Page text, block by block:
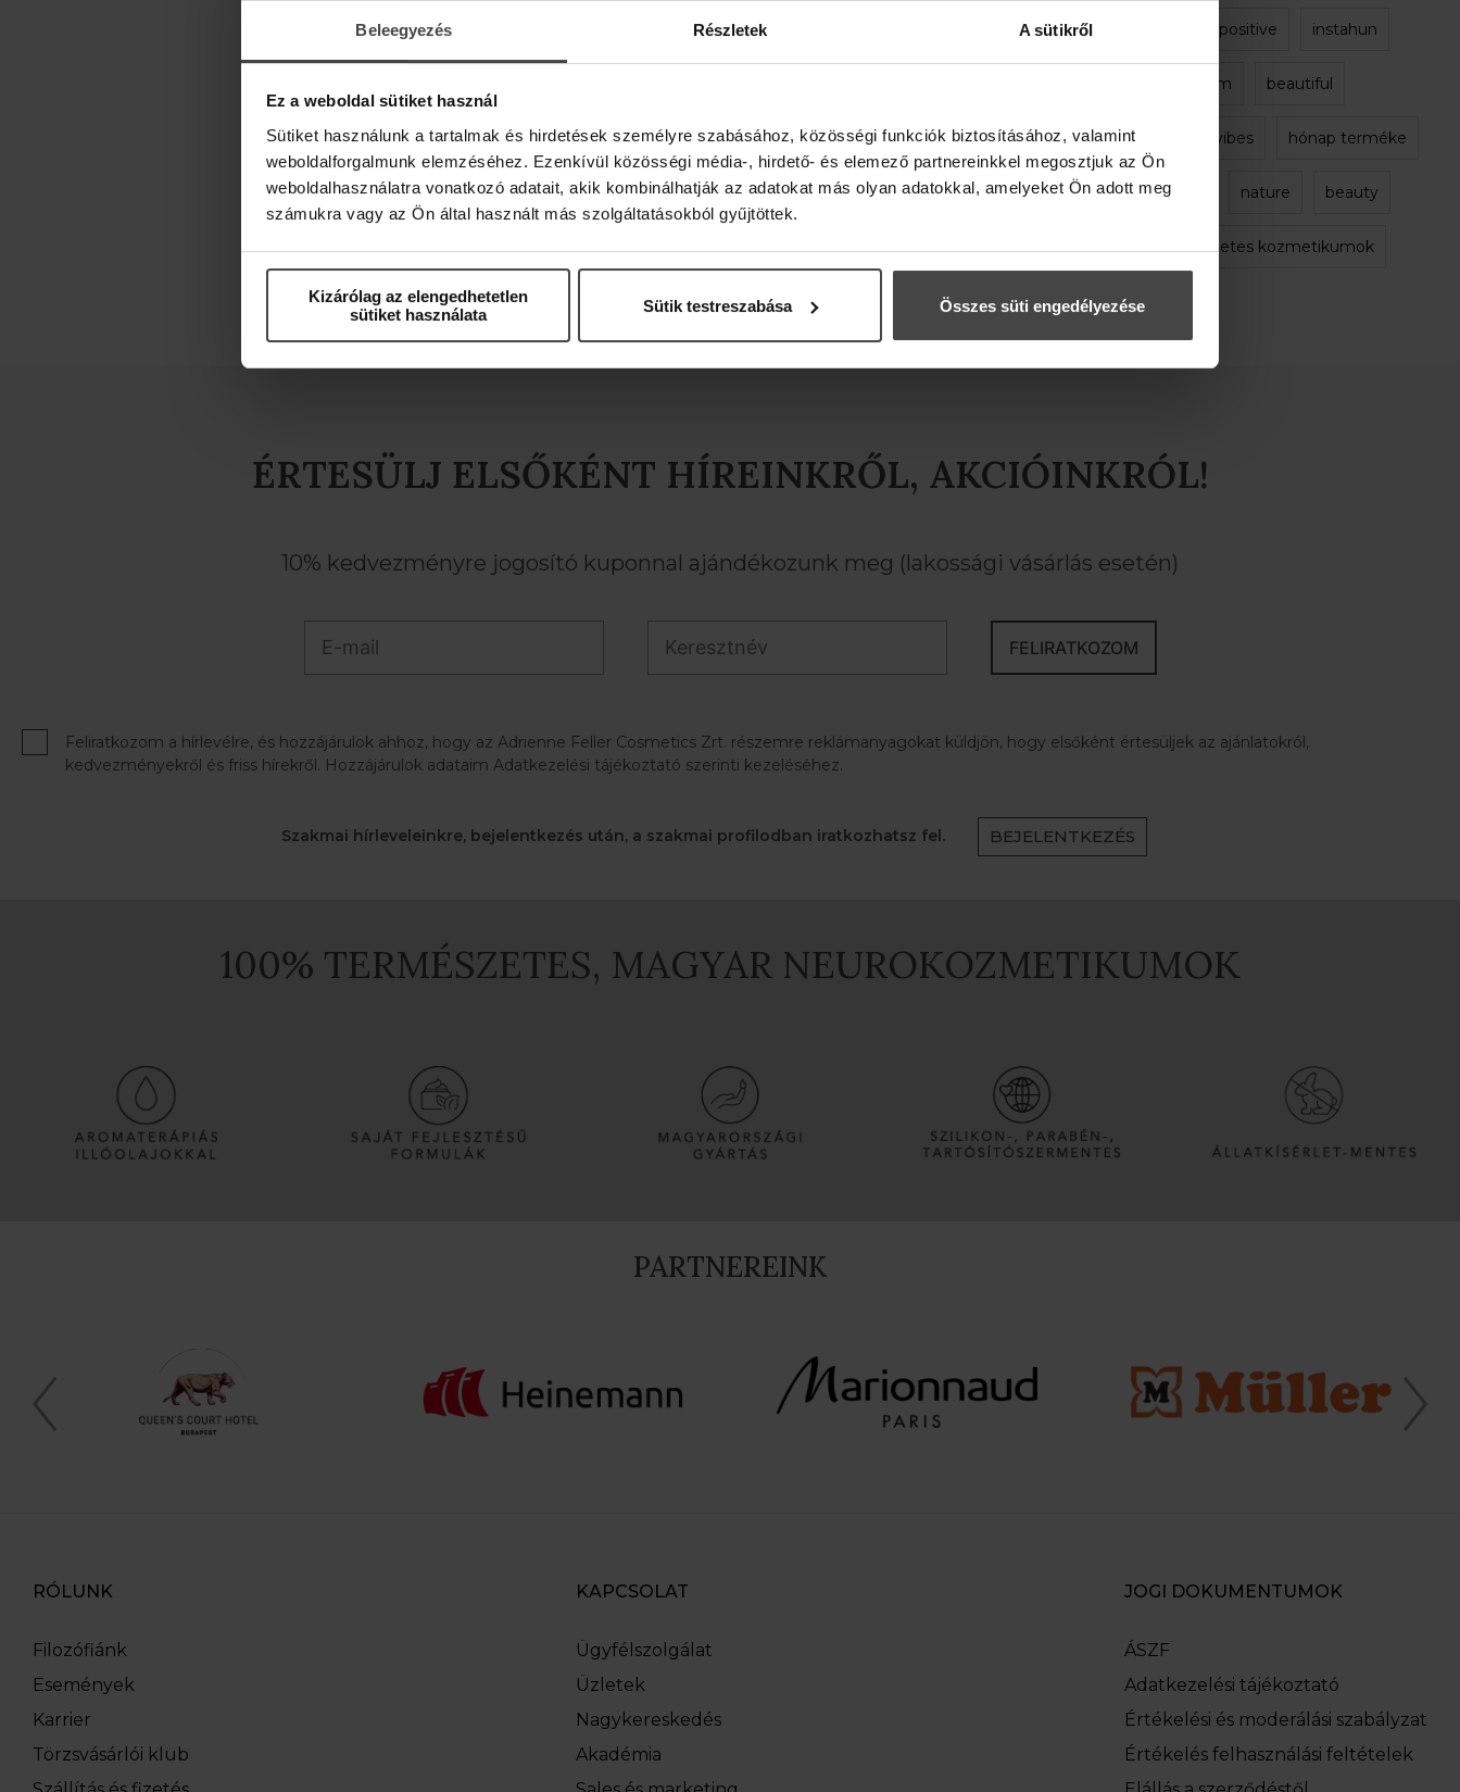
Beleegyezés Részletek A sütikről
Ez a weboldal sütiket használ
Sütiket használunk a tartalmak és hirdetések személyre szabásához, közösségi funkciók biztosításához, valamint
weboldalforgalmunk elemzéséhez. Ezenkívül közösségi média-, hirdető- és elemező partnereinkkel megosztjuk az Ön
weboldalhasználatra vonatkozó adatait, akik kombinálhatják az adatokat más olyan adatokkal, amelyeket Ön adott meg
számukra vagy az Ön által használt más szolgáltatásokból gyűjtöttek.
Kizárólag az elengedhetetlen
sütiket használata
Sütik testreszabása Összes süti engedélyezése
positive instahun
instagram beautiful
positivevibes hónap terméke
utazás nature beauty
természetes kozmetikumok
ÉRTESÜLJ ELSŐKÉNT HÍREINKRŐL, AKCIÓINKRÓL!
10% kedvezményre jogosító kuponnal ajándékozunk meg (lakossági vásárlás esetén)
FELIRATKOZOM
Feliratkozom a hírlevélre, és hozzájárulok ahhoz, hogy az Adrienne Feller Cosmetics Zrt. részemre reklámanyagokat küldjön, hogy elsőként értesüljek az ajánlatokról,
kedvezményekről és friss hírekről. Hozzájárulok adataim Adatkezelési tájékoztató szerinti kezeléséhez.
Szakmai hírleveleinkre, bejelentkezés után, a szakmai profilodban iratkozhatsz fel. BEJELENTKEZÉS
100% TERMÉSZETES, MAGYAR NEUROKOZMETIKUMOK
PARTNEREINK
RÓLUNK
Filozófiánk
Események
Karrier
Törzsvásárlói klub
KAPCSOLAT
Ügyfélszolgálat
Üzletek
Nagykereskedés
Akadémia
JOGI DOKUMENTUMOK
ÁSZF
Adatkezelési tájékoztató
Értékelési és moderálási szabályzat
Értékelés felhasználási feltételek